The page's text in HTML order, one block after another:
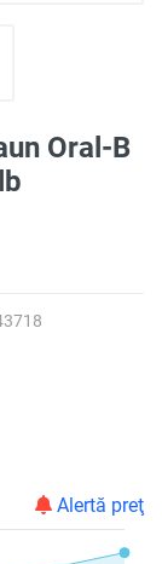
Oral-B
Alertă preţ